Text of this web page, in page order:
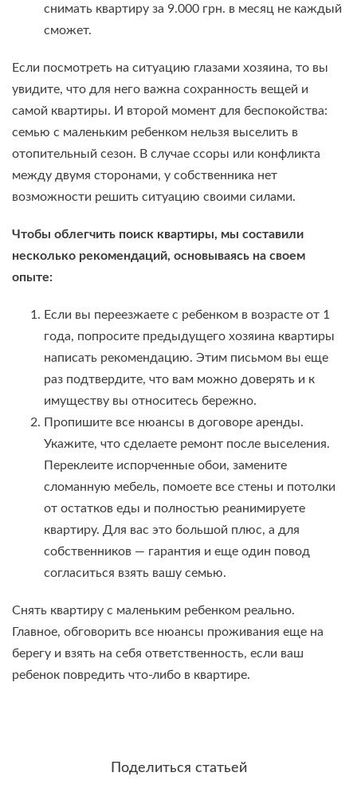
снимать квартиру за 9.000 грн. в месяц не каждый
сможет.
Если посмотреть на ситуацию глазами хозяина, то вы
увидите, что для него важна сохранность вещей и
самой квартиры. И второй момент для беспокойства:
семью с маленьким ребенком нельзя выселить в
отопительный сезон. В случае ссоры или конфликта
между двумя сторонами, у собственника нет
возможности решить ситуацию своими силами.
Чтобы облегчить поиск квартиры, мы составили
несколько рекомендаций, основываясь на своем
опыте:
Если вы переезжаете с ребенком в возрасте от 1
года, попросите предыдущего хозяина квартиры
написать рекомендацию. Этим письмом вы еще
раз подтвердите, что вам можно доверять и к
имуществу вы относитесь бережно.
Пропишите все нюансы в договоре аренды.
Укажите, что сделаете ремонт после выселения.
Переклеите испорченные обои, замените
сломанную мебель, помоете все стены и потолки
от остатков еды и полностью реанимируете
квартиру. Для вас это большой плюс, а для
собственников — гарантия и еще один повод
согласиться взять вашу семью.
Снять квартиру с маленьким ребенком реально.
Главное, обговорить все нюансы проживания еще на
берегу и взять на себя ответственность, если ваш
ребенок повредить что-либо в квартире.
Поделиться статьей